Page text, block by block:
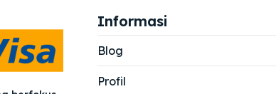
Blog
Blog
Informasi
Blog
Profil